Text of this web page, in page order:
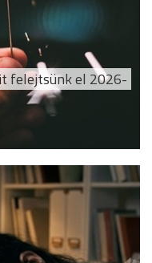
felejtsünk el 2026-